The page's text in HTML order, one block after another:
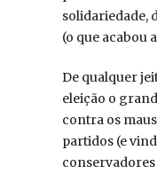
solidariedade,
(o que acabou
De qualquer
eleição o
contra os
partidos (e